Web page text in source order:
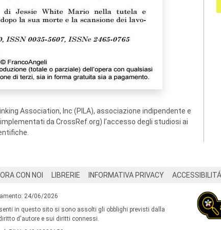
Association, Inc (PILA), associazione indipendente e
da CrossRef.org) l’accesso degli studiosi ai
CON NOI LIBRERIE INFORMATIVA PRIVACY ACCESSIBILITÁ
24/06/2026
in questo sito si sono assolti gli obblighi previsti dalla
d'autore e sui diritti connessi.